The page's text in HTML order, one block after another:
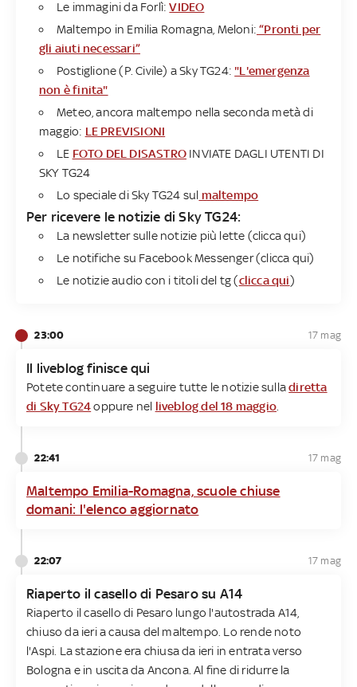
Le immagini da Forlì:VIDEO
Maltempo in Emilia Romagna, Meloni: “Pronti per
gli aiuti necessari”
Postiglione (P. Civile) a Sky TG24: "L'emergenza
non è finita"
Meteo, ancora maltempo nella seconda metà di
maggio: LE PREVISIONI
LE FOTO DEL DISASTRO INVIATE DAGLI UTENTI DI
SKY TG24
Lo speciale di Sky TG24 sul maltempo
Per ricevere le notizie di Sky TG24:
La newsletter sulle notizie più lette (clicca qui)
Le notifiche su Facebook Messenger (clicca qui)
Le notizie audio con i titoli del tg (clicca qui)
23:00 17 mag
Il liveblog finisce qui
Potete continuare a seguire tutte le notizie sulladiretta
di Sky TG24oppure nel liveblog del 18 maggio
22:41 17 mag
Maltempo Emilia-Romagna, scuole chiuse
domani: l'elenco aggiornato
22:07 17 mag
Riaperto il casello di Pesaro su A14
Riaperto il casello di Pesaro lungo l'autostrada A14,
chiuso da ieri a causa del maltempo. Lo rende noto
l'Aspi. La stazione era chiusa da ieri in entrata verso
Bologna e in uscita da Ancona. Al fine di ridurre la